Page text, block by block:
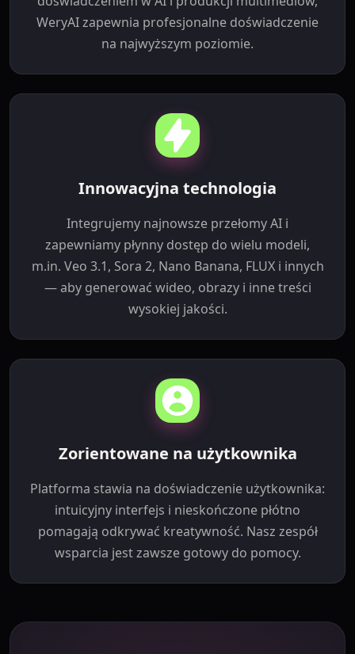
WeryAI zapewnia profesjonalne doświadczenie
na najwyższym poziomie.
Innowacyjna technologia
Integrujemy najnowsze przełomy AI i
zapewniamy płynny dostęp do wielu modeli,
m.in. Veo 3.1, Sora 2, Nano Banana, FLUX i innych
— aby generować wideo, obrazy i inne treści
wysokiej jakości.
Zorientowane na użytkownika
Platforma stawia na doświadczenie użytkownika:
intuicyjny interfejs i nieskończone płótno
pomagają odkrywać kreatywność. Nasz zespół
wsparcia jest zawsze gotowy do pomocy.